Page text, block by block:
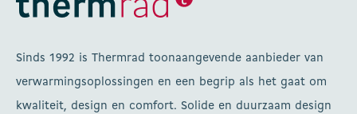
Sinds 1992 is Thermrad toonaangevende aanbieder van
verwarmingsoplossingen en een begrip als het gaat om
kwaliteit, design en comfort. Solide en duurzaam design